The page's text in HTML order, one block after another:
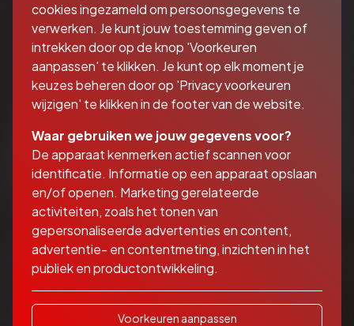
cookies ingezameld om persoonsgegevens te
verwerken. Je kunt jouw toestemming geven of
intrekken door op de knop 'Voorkeuren
aanpassen' te klikken. Je kunt op elk moment je
keuzes beheren door op 'Privacy voorkeuren
wijzigen' te klikken in de footer van de website.
Waar gebruiken we jouw gegevens voor?
De apparaat kenmerken actief scannen voor
identificatie. Informatie op een apparaat opslaan
en/of openen. Marketing gerelateerde
activiteiten, zoals het tonen van
gepersonaliseerde advertenties en content,
advertentie- en contentmeting, inzichten in het
publiek en productontwikkeling.
Voorkeuren aanpassen